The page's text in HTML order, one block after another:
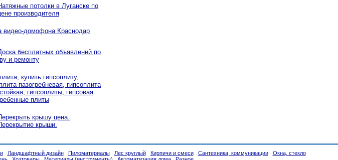
потолки в Луганске по
производителя
видео-домофона Краснодар
бесплатных объявлений по
и ремонту
купить гипсоплиту,
пазогребневая, гипсоплита
гипсоплиты, гипсовая
плиты
крышу цена.
крыши.
Ландшафтный дизайн Пиломатериалы Лес круглый Кирпичи и смеси Сантехника, коммуникации
Окна, стекло